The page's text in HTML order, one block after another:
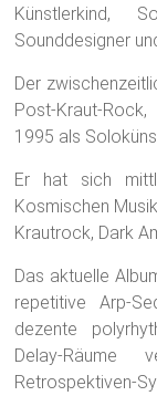
Künstlerkind,
Sounddesigner
Der
Post-Kraut-
1995 als
Er hat sich
Kosmischen
Krautrock, Dark
Das aktuelle
repetitive Arp-
dezente
Delay-Räume
Retrospektiven-